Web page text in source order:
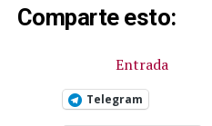
Comparte esto:
Entrada
Telegram